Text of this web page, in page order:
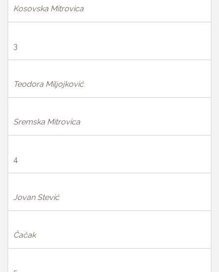
Kosovska Mitrovica
3
Teodora Miljojković
Sremska Mitrovica
4
Jovan Stević
Čačak